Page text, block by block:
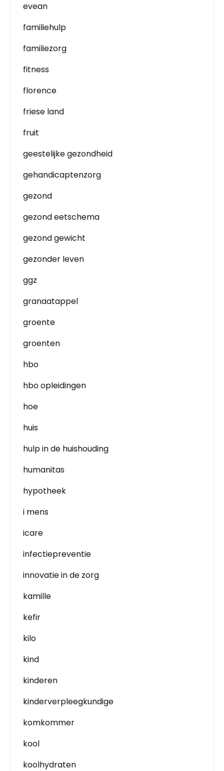
evean
familiehulp
familiezorg
fitness
florence
friese land
fruit
geestelijke gezondheid
gehandicaptenzorg
gezond
gezond eetschema
gezond gewicht
gezonder leven
ggz
granaatappel
groente
groenten
hbo
hbo opleidingen
hoe
huis
hulp in de huishouding
humanitas
hypotheek
i mens
icare
infectiepreventie
innovatie in de zorg
kamille
kefir
kilo
kind
kinderen
kinderverpleegkundige
komkommer
kool
koolhydraten